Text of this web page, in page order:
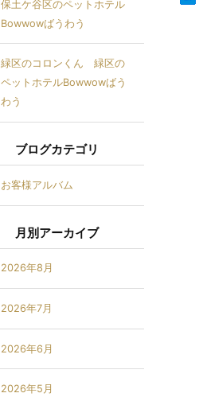
保土ケ谷区のペットホテル
Bowwowばうわう
緑区のコロンくん 緑区の
ペットホテルBowwowばう
わう
ブログカテゴリ
お客様アルバム
月別アーカイブ
2026年8月
2026年7月
2026年6月
2026年5月